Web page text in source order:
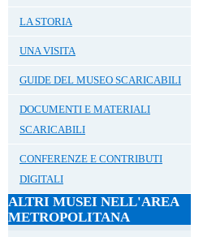
LA STORIA
UNA VISITA
GUIDE DEL MUSEO SCARICABILI
DOCUMENTI E MATERIALI
SCARICABILI
CONFERENZE E CONTRIBUTI
DIGITALI
ALTRI MUSEI NELL'AREA
METROPOLITANA